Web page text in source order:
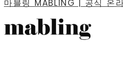
마블링 MABLING | 공식 온